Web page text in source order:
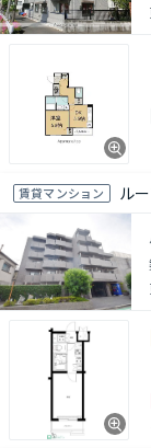
賃貸マンション ル